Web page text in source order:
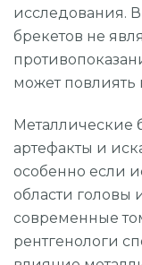
исследования.
брекетов не
может повлиять
Металлические
артефакты и
особенно если
области головы
современные
рентгенологи